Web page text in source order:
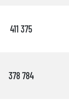
411 375
378 784